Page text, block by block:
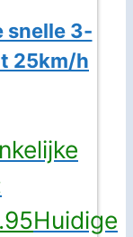
snelle 3-
25km/h
Huidige